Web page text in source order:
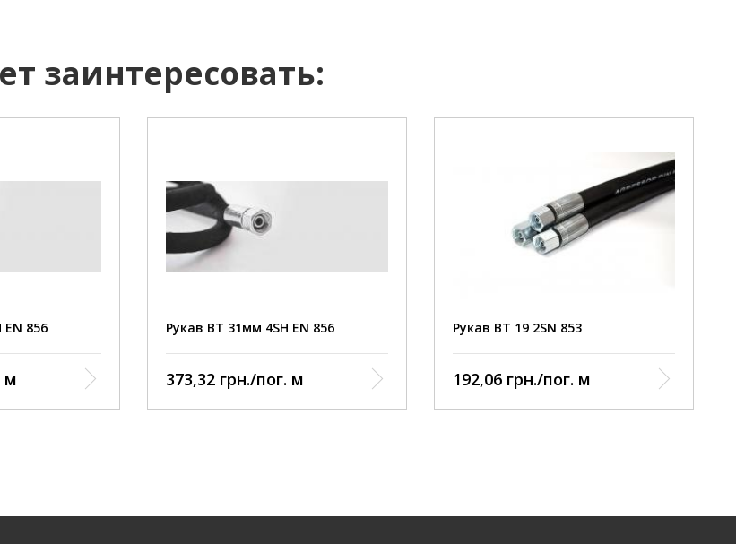
заинтересовать:
856
шар:
гума
м
Рукав ВТ 31мм 4SН EN 856
Внутрішній шар:
маслостійка синтетична гума
373,32 грн./пог. м
Рукав ВТ 19 2SN 853
192,06 грн./пог. м